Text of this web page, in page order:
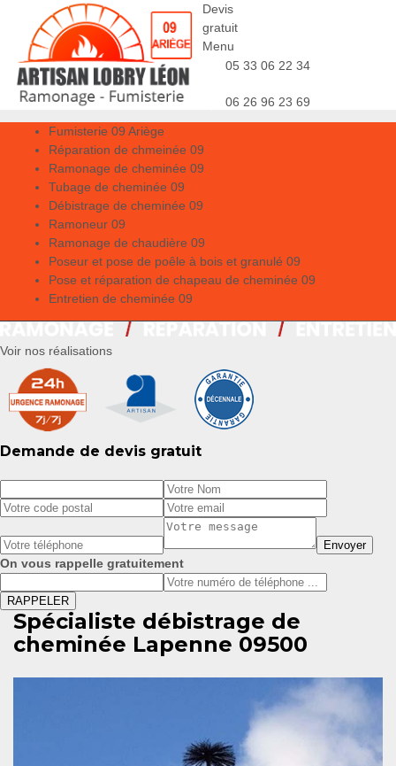
Devis
gratuit
Menu
05 33 06 22 34
06 26 96 23 69
Fumisterie 09 Ariège
Réparation de chmeinée 09
Ramonage de cheminée 09
Tubage de cheminée 09
Débistrage de cheminée 09
Ramoneur 09
Ramonage de chaudière 09
Poseur et pose de poêle à bois et granulé 09
Pose et réparation de chapeau de cheminée 09
Entretien de cheminée 09
Voir nos réalisations
Demande de devis gratuit
On vous rappelle gratuitement
Spécialiste débistrage de
cheminée Lapenne 09500